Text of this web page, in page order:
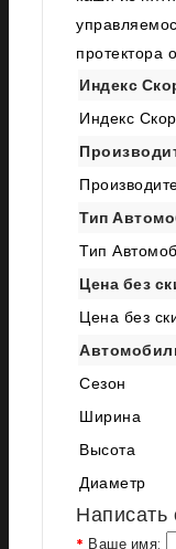
протектора
Индекс
Индекс
Тип
Тип
Цена без
Цена без
Сезон
Ширина
Высота
Диаметр
Написать
Ваше имя: